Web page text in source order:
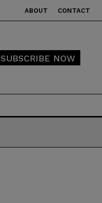
ABOUT CONTACT
SUBSCRIBE NOW